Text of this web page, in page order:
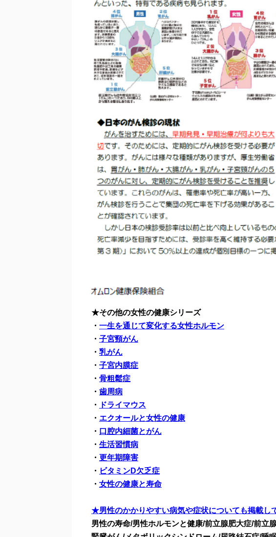
★その他の女性の健康シリーズ
・ 一生を通じて変化する女性ホルモン
・ 子宮頸がん
・ 乳がん
・ 子宮内膜症
・ 骨粗鬆症
・ 歯周病
・
ドライマウス
・ エクオールと女性の健康
・ 口腔内細菌とがん
・ 生活習慣病
・ 更年期障害
・ ビタミンD欠乏症
・ 女性の健康と寿命
★男性のかかりやすい病気や症状についても掲載し
男性の寿命/男性ホルモンと健康/前立腺肥大症/前立